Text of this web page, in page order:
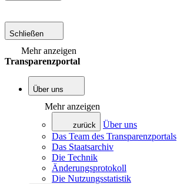
Schließen
Mehr anzeigen
Transparenzportal
Über uns
Mehr anzeigen
zurück
Über uns
Das Team des Transparenzportals
Das Staatsarchiv
Die Technik
Änderungsprotokoll
Die Nutzungsstatistik